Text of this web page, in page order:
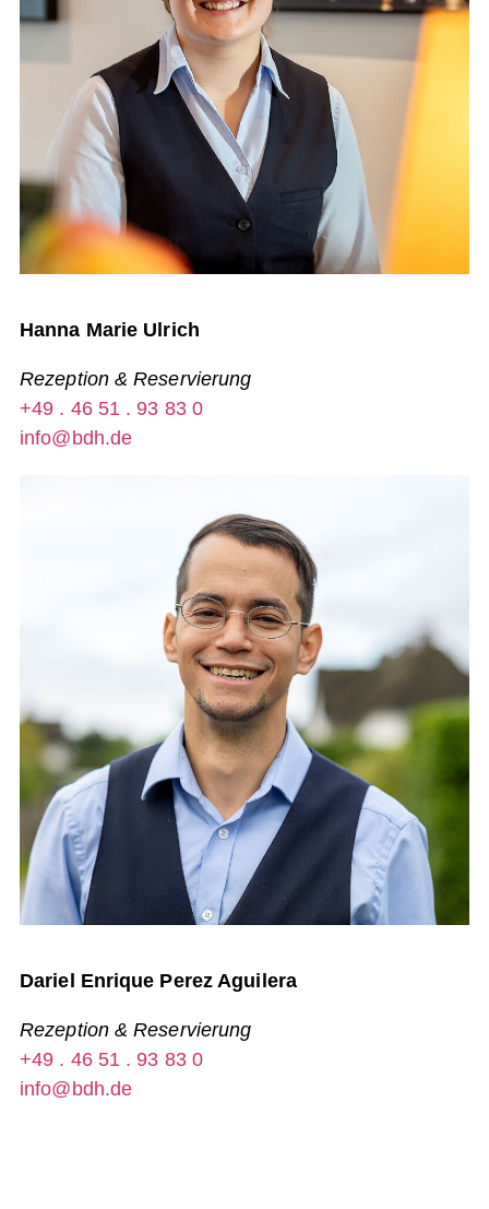
Hanna Marie Ulrich
Rezeption & Reservierung
+49 . 46 51 . 93 83 0
info@bdh.de
Dariel Enrique Perez Aguilera
Rezeption & Reservierung
+49 . 46 51 . 93 83 0
info@bdh.de